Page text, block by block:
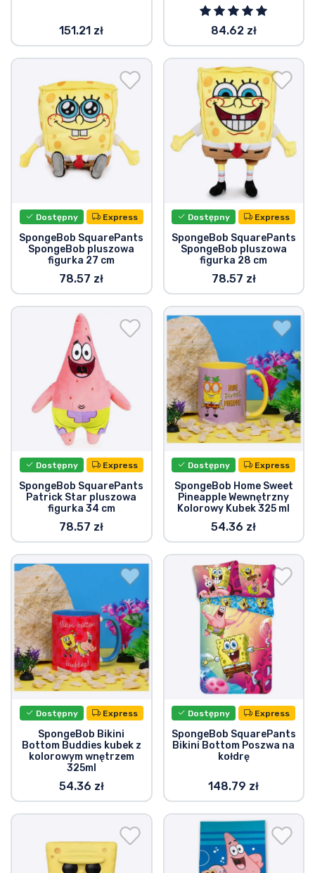
151.21 zł 84.62 zł
Dostępny Express
SpongeBob SquarePants
SpongeBob pluszowa
figurka 27 cm
78.57 zł
Dostępny Express
SpongeBob SquarePants
SpongeBob pluszowa
figurka 28 cm
78.57 zł
Dostępny Express
SpongeBob SquarePants
Patrick Star pluszowa
figurka 34 cm
78.57 zł
Dostępny Express
SpongeBob Home Sweet
Pineapple Wewnętrzny
Kolorowy Kubek 325 ml
54.36 zł
Dostępny Express
SpongeBob Bikini
Bottom Buddies kubek z
kolorowym wnętrzem
325ml
54.36 zł
Dostępny Express
SpongeBob SquarePants
Bikini Bottom Poszwa na
kołdrę
148.79 zł